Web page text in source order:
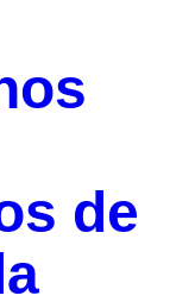
de